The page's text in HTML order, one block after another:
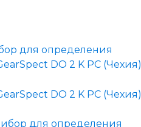
для определения
DO 2 K PC (Чехия)